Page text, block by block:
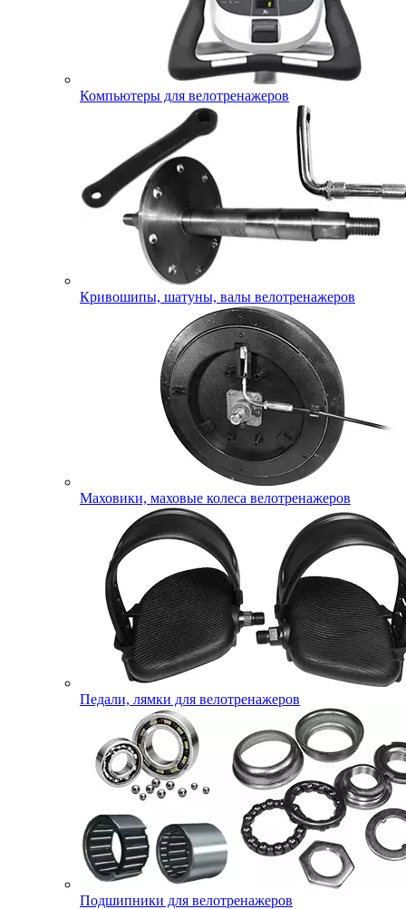
Компьютеры для велотренажеров
Кривошипы, шатуны, валы велотренажеров
Маховики, маховые колеса велотренажеров
Педали, лямки для велотренажеров
Подшипники для велотренажеров